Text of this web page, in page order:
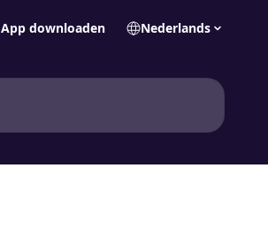
App downloaden Nederlands